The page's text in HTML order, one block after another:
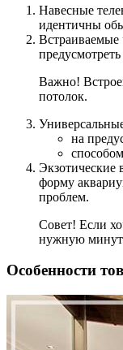
Навесные
идентичны
Встраиваемые
Важно!
потолок.
на
Экзотические
форму
проблем.
Совет! Если
нужную
Особенности